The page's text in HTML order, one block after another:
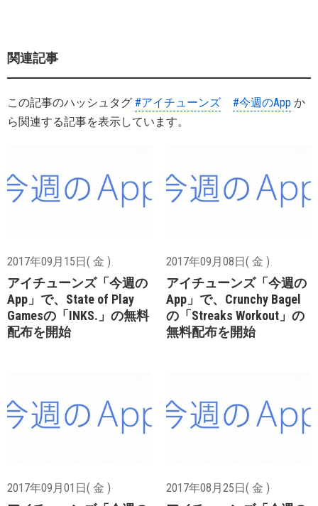
関連記事
この記事のハッシュタグ #アイチューンズ #今週のApp か
ら関連する記事を表示しています。
2017年09月15日( 金 )
アイチューンズ「今週の
App」で、State of Play
Gamesの「INKS.」の無料
配布を開始
2017年09月08日( 金 )
アイチューンズ「今週の
App」で、Crunchy Bagel
の「Streaks Workout」の
無料配布を開始
2017年09月01日( 金 ) 2017年08月25日( 金 )